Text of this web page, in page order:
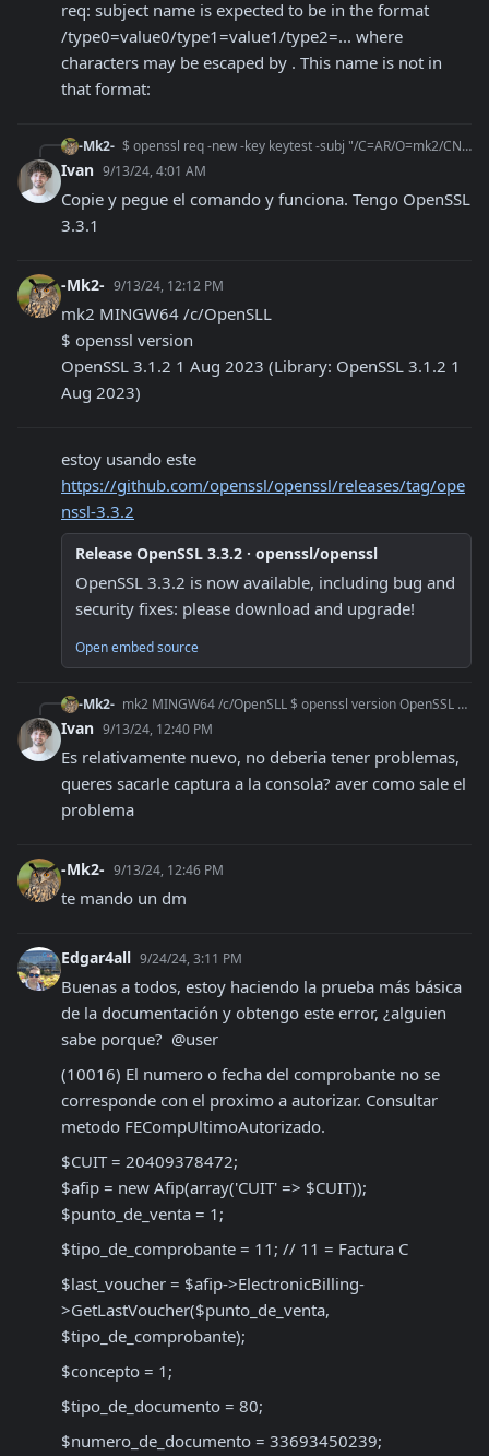
req: subject name is expected to be in the format
/type0=value0/type1=value1/type2=... where
characters may be escaped by . This name is not in
that format:
-Mk2- $ openssl req -new -key keytest -subj "/C=AR/O=mk2/CN=Test1/serialNumber=CUIT xxxxxxx" -out csr-test1 req: subject name is expected to be in the format /type0=v
Ivan 9/13/24, 4:01 AM
Copie y pegue el comando y funciona. Tengo OpenSSL
3.3.1
-Mk2- 9/13/24, 12:12 PM
mk2 MINGW64 /c/OpenSLL
$ openssl version
OpenSSL 3.1.2 1 Aug 2023 (Library: OpenSSL 3.1.2 1
Aug 2023)
https://github.com/openssl/openssl/releases/tag/ope
nssl-3.3.2
Release OpenSSL 3.3.2 · openssl/openssl
OpenSSL 3.3.2 is now available, including bug and
security fixes: please download and upgrade!
Open embed source
-Mk2- mk2 MINGW64 /c/OpenSLL $ openssl version OpenSSL 3.1.2 1 Aug 2023 (Library: OpenSSL 3.1.2 1 Aug 2023)
Ivan 9/13/24, 12:40 PM
Es relativamente nuevo, no deberia tener problemas,
queres sacarle captura a la consola? aver como sale el
problema
-Mk2- 9/13/24, 12:46 PM
te mando un dm
Edgar4all 9/24/24, 3:11 PM
Buenas a todos, estoy haciendo la prueba más básica
de la documentación y obtengo este error, ¿alguien
sabe porque?  @user
(10016) El numero o fecha del comprobante no se
corresponde con el proximo a autorizar. Consultar
metodo FECompUltimoAutorizado.
$CUIT = 20409378472;
$afip = new Afip(array('CUIT' => $CUIT));
$punto_de_venta = 1;
$tipo_de_comprobante = 11; // 11 = Factura C
$last_voucher = $afip->ElectronicBilling-
>GetLastVoucher($punto_de_venta,
$tipo_de_comprobante);
$concepto = 1;
$tipo_de_documento = 80;
$numero_de_documento = 33693450239;